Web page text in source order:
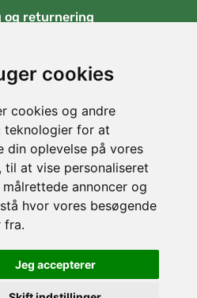
cookies
cookies og andre
teknologier for at
din oplevelse på vores
til at vise personaliseret
annoncer og
hvor vores besøgende
fra.
Jeg accepterer
og returnering
din ordre når som helst inden for
et træ! Læs mere